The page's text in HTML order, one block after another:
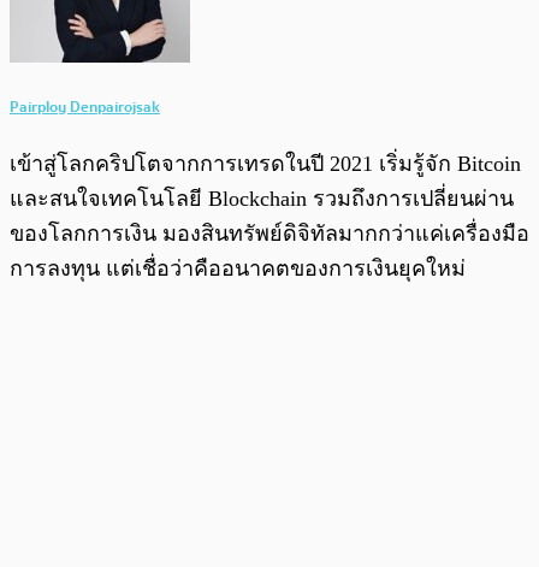
Pairploy Denpairojsak
เข้าสู่โลกคริปโตจากการเทรดในปี 2021 เริ่มรู้จัก Bitcoin
และสนใจเทคโนโลยี Blockchain รวมถึงการเปลี่ยนผ่าน
ของโลกการเงิน มองสินทรัพย์ดิจิทัลมากกว่าแค่เครื่องมือ
การลงทุน แต่เชื่อว่าคืออนาคตของการเงินยุคใหม่